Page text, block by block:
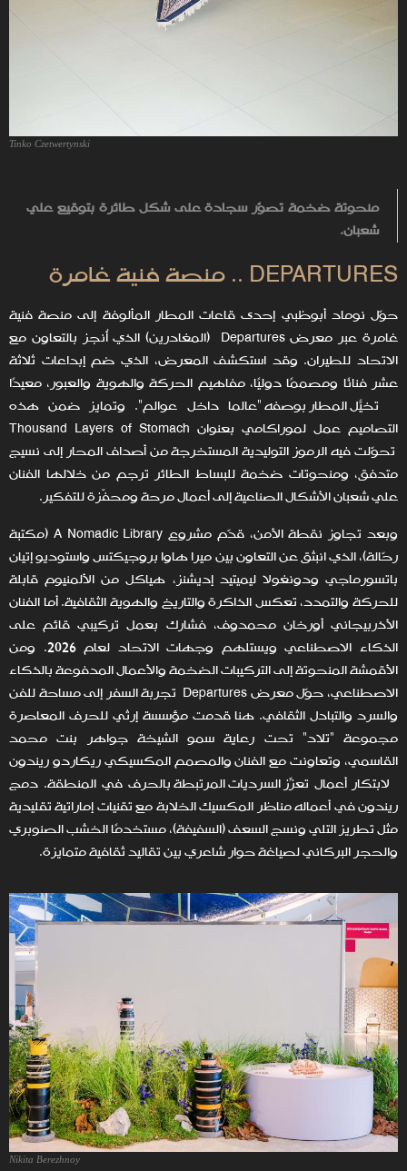
Tinko Czetwertynski
منحوتة ضخمة تصوّر سجادة على شكل طائرة بتوقيع علي
شعبان.
DEPARTURES .. منصة فنية غامرة
حوّل نوماد أبوظبي إحدى قاعات المطار المألوفة إلى منصة فنية
غامرة عبر معرض Departures (المغادرين) الذي أُنجز بالتعاون مع
الاتحاد للطيران. وقد استكشف المعرض، الذي ضم إبداعات ثلاثة
عشر فنانًا ومصممًا دوليًا، مفاهيم الحركة والهوية والعبور، معيدًا
تخيّل المطار بوصفه "عالمًا داخل عوالم". وتمايز ضمن هذه
التصاميم عمل لموراكامي بعنوان Thousand Layers of Stomach
تحوّلت فيه الرموز التوليدية المستخرجة من أصداف المحار إلى نسيج
متدفق، ومنحوتات ضخمة للبساط الطائر ترجم من خلالها الفنان
علي شعبان الأشكال الصناعية إلى أعمال مرحة ومحفّزة للتفكير.
وبعد تجاوز نقطة الأمن، قدّم مشروع A Nomadic Library (مكتبة
رحّالة)، الذي انبثق عن التعاون بين ميرا هاوا بروجيكتس واستوديو إتيان
باتسورماجي ودونغولا ليميتيد إديشنز، هياكل من الألمنيوم قابلة
للحركة والتمدد، تعكس الذاكرة والتاريخ والهوية الثقافية. أما الفنان
الأذربيجاني أورخان محمدوف، فشارك بعمل تركيبي قائم على
الذكاء الاصطناعي ويستلهم وجهات الاتحاد لعام 2026. ومن
الأقمشة المنحوتة إلى التركيبات الضخمة والأعمال المدفوعة بالذكاء
الاصطناعي، حوّل معرض Departures تجربة السفر إلى مساحة للفن
والسرد والتبادل الثقافي. هنا قدمت مؤسسة إرثي للحرف المعاصرة
مجموعة "تلاد" تحت رعاية سمو الشيخة جواهر بنت محمد
القاسمي، وتعاونت مع الفنان والمصمم المكسيكي ريكاردو ريندون
لابتكار أعمال تعزّز السرديات المرتبطة بالحِرف في المنطقة. دمج
ريندون في أعماله مناظر المكسيك الخلابة مع تقنيات إماراتية تقليدية
مثل تطريز التلي ونسج السعف (السفيفة)، مستخدمًا الخشب الصنوبري
والحجر البركاني لصياغة حوار شاعري بين تقاليد ثقافية متمايزة.
Nikita Berezhnoy